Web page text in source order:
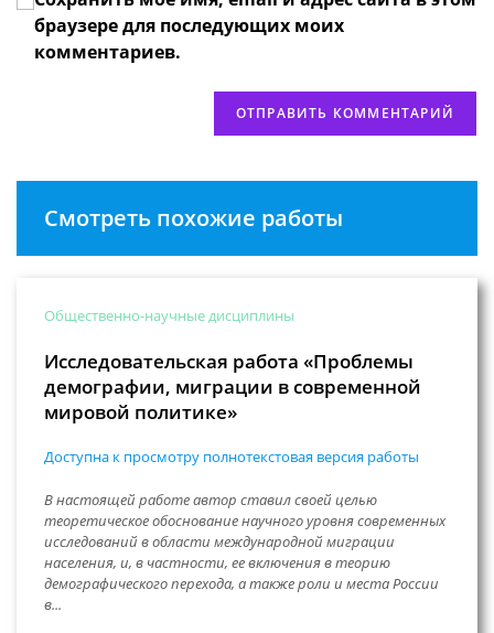
сайта
(необязательно)
браузере для последующих моих
комментариев.
Смотреть похожие работы
Общественно-научные дисциплины
Исследовательская работа «Проблемы
демографии, миграции в современной
мировой политике»
Доступна к просмотру полнотекстовая версия работы
В настоящей работе автор ставил своей целью
теоретическое обоснование научного уровня современных
исследований в области международной миграции
населения, и, в частности, ее включения в теорию
демографического перехода, а также роли и места России
в...